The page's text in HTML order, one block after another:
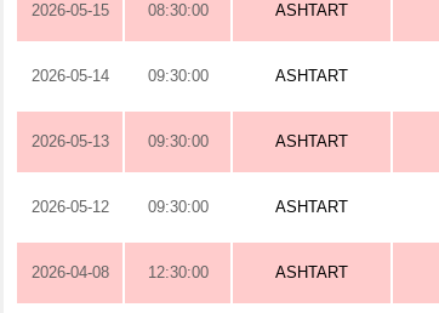
2026-05-15 08:30:00 ASHTART
2026-05-14 09:30:00 ASHTART
2026-05-13 09:30:00 ASHTART
2026-05-12 09:30:00 ASHTART
2026-04-08 12:30:00 ASHTART